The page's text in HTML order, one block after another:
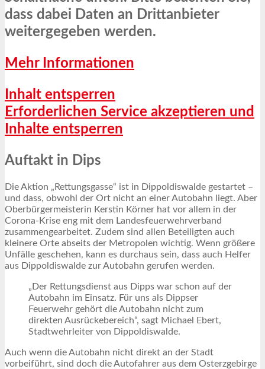
dass dabei Daten an Drittanbieter
weitergegeben werden.
Mehr Informationen
Inhalt entsperren
Erforderlichen Service akzeptieren und
Inhalte entsperren
Auftakt in Dips
Die Aktion „Rettungsgasse“ ist in Dippoldiswalde gestartet –
und dass, obwohl der Ort nicht an einer Autobahn liegt. Aber
Oberbürgermeisterin Kerstin Körner hat vor allem in der
Corona-Krise eng mit dem Landesfeuerwehrverband
zusammengearbeitet. Zudem sind allen Beteiligten auch
kleinere Orte abseits der Metropolen wichtig. Wenn größere
Unfälle geschehen, kann es durchaus sein, dass auch Helfer
aus Dippoldiswalde zur Autobahn gerufen werden.
„Der Rettungsdienst aus Dipps war schon auf der
Autobahn im Einsatz. Für uns als Dippser
Feuerwehr gehört die Autobahn nicht zum
direkten Ausrückebereich“, sagt Michael Ebert,
Stadtwehrleiter von Dippoldiswalde.
Auch wenn die Autobahn nicht direkt an der Stadt
vorbeiführt, sind doch die Autofahrer aus dem Osterzgebirge